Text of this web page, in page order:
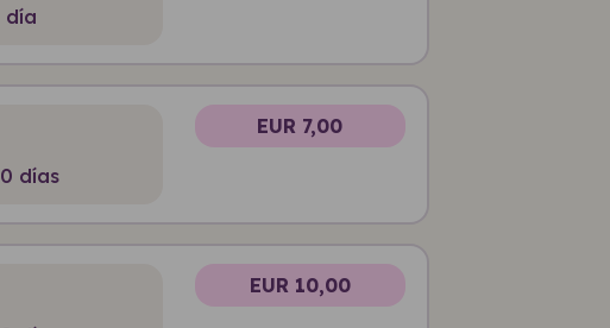
día
días
EUR 7,00
EUR 10,00